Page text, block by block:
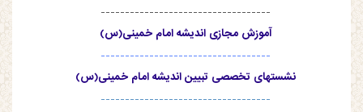
-----------------------------------
آموزش مجازی اندیشه امام خمینی(س)
-----------------------------------
نشستهای تخصصی تبیین اندیشه امام خمینی(س)
-----------------------------------